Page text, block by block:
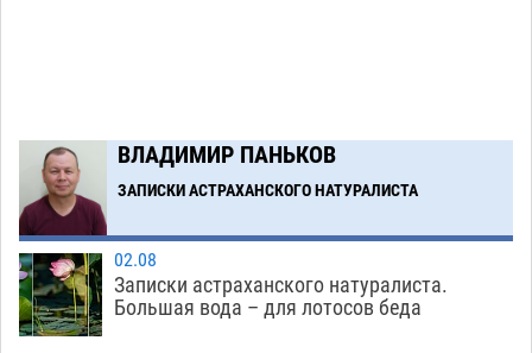
Загрузить еще
ВЛАДИМИР ПАНЬКОВ
ЗАПИСКИ АСТРАХАНСКОГО НАТУРАЛИСТА
02.08
Записки астраханского натуралиста.
Большая вода – для лотосов беда